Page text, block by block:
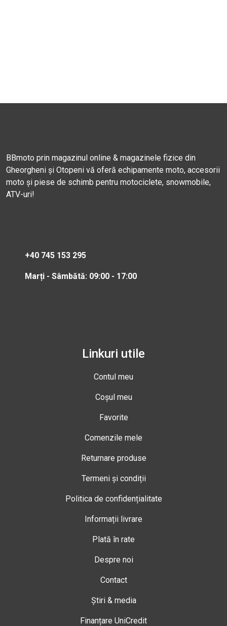
BBmoto prin magazinul online & magazinele fizice din
Gheorgheni și Otopeni vă oferă echipamente moto, accesorii
moto și piese de schimb pentru motociclete, snowmobile,
ATV-uri!
+40 745 153 295
Marți - Sâmbătă: 09:00 - 17:00
Linkuri utile
Contul meu
Coșul meu
Favorite
Comenzile mele
Returnare produse
Termeni și condiții
Politica de confidențialitate
Informații livrare
Plată în rate
Despre noi
Contact
Știri & media
Finanțare UniCredit